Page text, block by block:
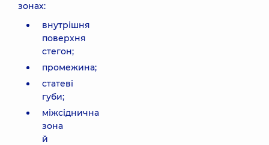
зонах:
внутрішня
поверхня
стегон;
промежина;
статеві
губи;
міжсіднична
зона
й